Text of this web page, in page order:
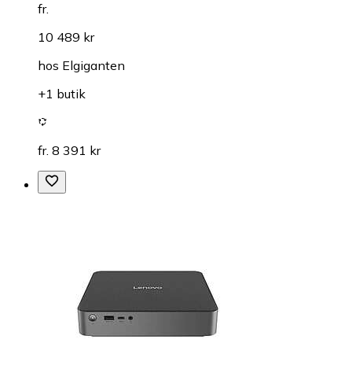
fr.
10 489 kr
hos Elgiganten
+1 butik
fr. 8 391 kr